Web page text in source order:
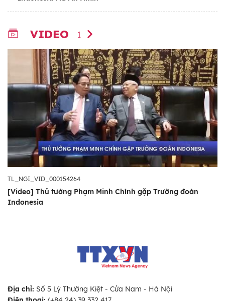
VIDEO 1
TL_NGI_VID_000154264
[Video] Thủ tướng Phạm Minh Chính gặp Trường đoàn
Indonesia
Địa chỉ: Số 5 Lý Thường Kiệt - Cửa Nam - Hà Nội